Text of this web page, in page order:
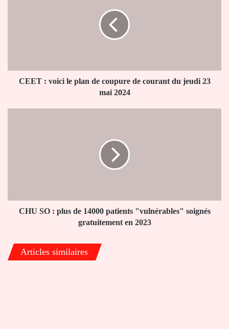
courant
CEET : voici le plan de coupure de courant du jeudi 23
mai 2024
soignés
gratuitement
CHU SO : plus de 14000 patients "vulnérables" soignés
gratuitement en 2023
Articles similaires